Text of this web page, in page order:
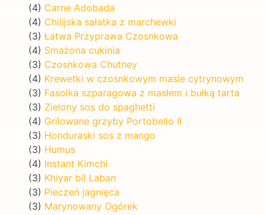
(4) Carne Adobada
(4) Chilijska sałatka z marchewki
(3) Łatwa Przyprawa Czosnkowa
(4) Smażona cukinia
(3) Czosnkowa Chutney
(4) Krewetki w czosnkowym masle cytrynowym
(3) Fasolka szparagowa z masłem i bułką tarta
(3) Zielony sos do spaghetti
(4) Grilowane grzyby Portobello II
(3) Honduraski sos z mango
(3) Humus
(4) Instant Kimchi
(3) Khiyar bil Laban
(3) Pieczeń jagnięca
(3) Marynowany Ogórek